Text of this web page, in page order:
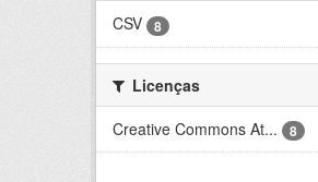
CSV
8
Licenças
Creative Commons At...
8